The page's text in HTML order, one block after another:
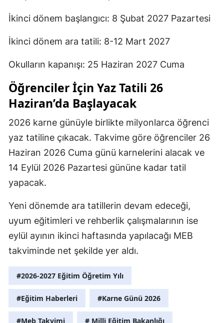
İkinci dönem başlangıcı: 8 Şubat 2027 Pazartesi
İkinci dönem ara tatili: 8-12 Mart 2027
Okulların kapanışı: 25 Haziran 2027 Cuma
Öğrenciler İçin Yaz Tatili 26
Haziran’da Başlayacak
2026 karne günüyle birlikte milyonlarca öğrenci
yaz tatiline çıkacak. Takvime göre öğrenciler 26
Haziran 2026 Cuma günü karnelerini alacak ve
14 Eylül 2026 Pazartesi gününe kadar tatil
yapacak.
Yeni dönemde ara tatillerin devam edeceği,
uyum eğitimleri ve rehberlik çalışmalarının ise
eylül ayının ikinci haftasında yapılacağı MEB
takviminde net şekilde yer aldı.
#2026-2027 Eğitim Öğretim Yılı
#Eğitim Haberleri #Karne Günü 2026
#Meb Takvimi # Milli Eğitim Bakanlığı